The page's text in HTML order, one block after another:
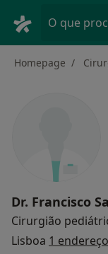
O que
Homepage
Dr. Francisco
Cirurgião
Lisboa 1 endereço